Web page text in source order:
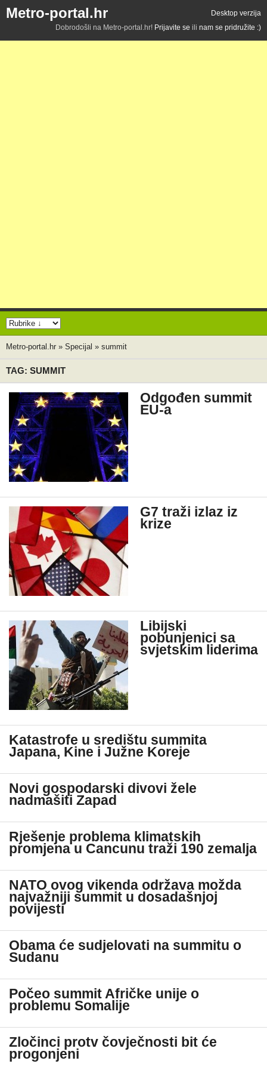
Metro-portal.hr
Desktop verzija
Dobrodošli na Metro-portal.hr! Prijavite se ili nam se pridružite :)
Metro-portal.hr » Specijal » summit
TAG: SUMMIT
Odgođen summit
EU-a
G7 traži izlaz iz
krize
Libijski
pobunjenici sa
svjetskim liderima
Katastrofe u središtu summita
Japana, Kine i Južne Koreje
Novi gospodarski divovi žele
nadmašiti Zapad
Rješenje problema klimatskih
promjena u Cancunu traži 190 zemalja
NATO ovog vikenda održava možda
najvažniji summit u dosadašnjoj
povijesti
Obama će sudjelovati na summitu o
Sudanu
Počeo summit Afričke unije o
problemu Somalije
Zločinci protv čovječnosti bit će
progonjeni